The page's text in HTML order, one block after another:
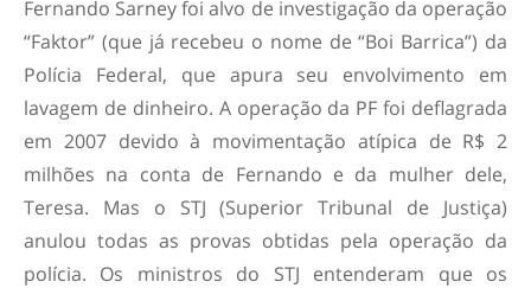
Fernando Sarney foi alvo de investigação da operação
“Faktor” (que já recebeu o nome de “Boi Barrica”) da
Polícia Federal, que apura seu envolvimento em
lavagem de dinheiro. A operação da PF foi deflagrada
em 2007 devido à movimentação atípica de R$ 2
milhões na conta de Fernando e da mulher dele,
Teresa. Mas o STJ (Superior Tribunal de Justiça)
anulou todas as provas obtidas pela operação da
polícia. Os ministros do STJ entenderam que os